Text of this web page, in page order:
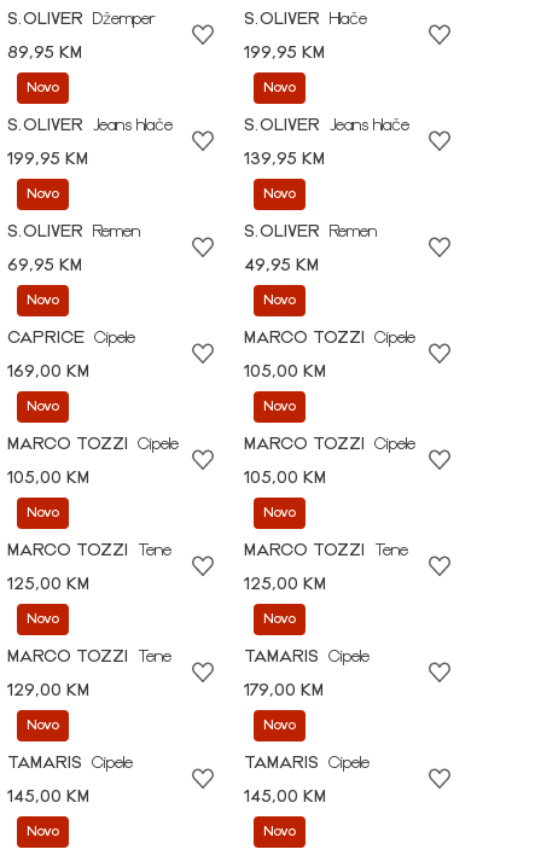
S.OLIVER
Džemper
89,95 KM
S.OLIVER
Hlače
199,95 KM
Novo
S.OLIVER
Jeans hlače
199,95 KM
Novo
S.OLIVER
Jeans hlače
139,95 KM
Novo
S.OLIVER
Remen
69,95 KM
Novo
S.OLIVER
Remen
49,95 KM
Novo
CAPRICE Cipele
169,00 KM
Novo
MARCO TOZZI
Cipele
105,00 KM
Novo
MARCO TOZZI
Cipele
105,00 KM
Novo
MARCO TOZZI
Cipele
105,00 KM
Novo
MARCO TOZZI
Tene
125,00 KM
Novo
MARCO TOZZI
Tene
125,00 KM
Novo
MARCO TOZZI
Tene
129,00 KM
Novo
TAMARIS
Cipele
179,00 KM
Novo
TAMARIS
Cipele
145,00 KM
Novo
TAMARIS
Cipele
145,00 KM
Novo Novo